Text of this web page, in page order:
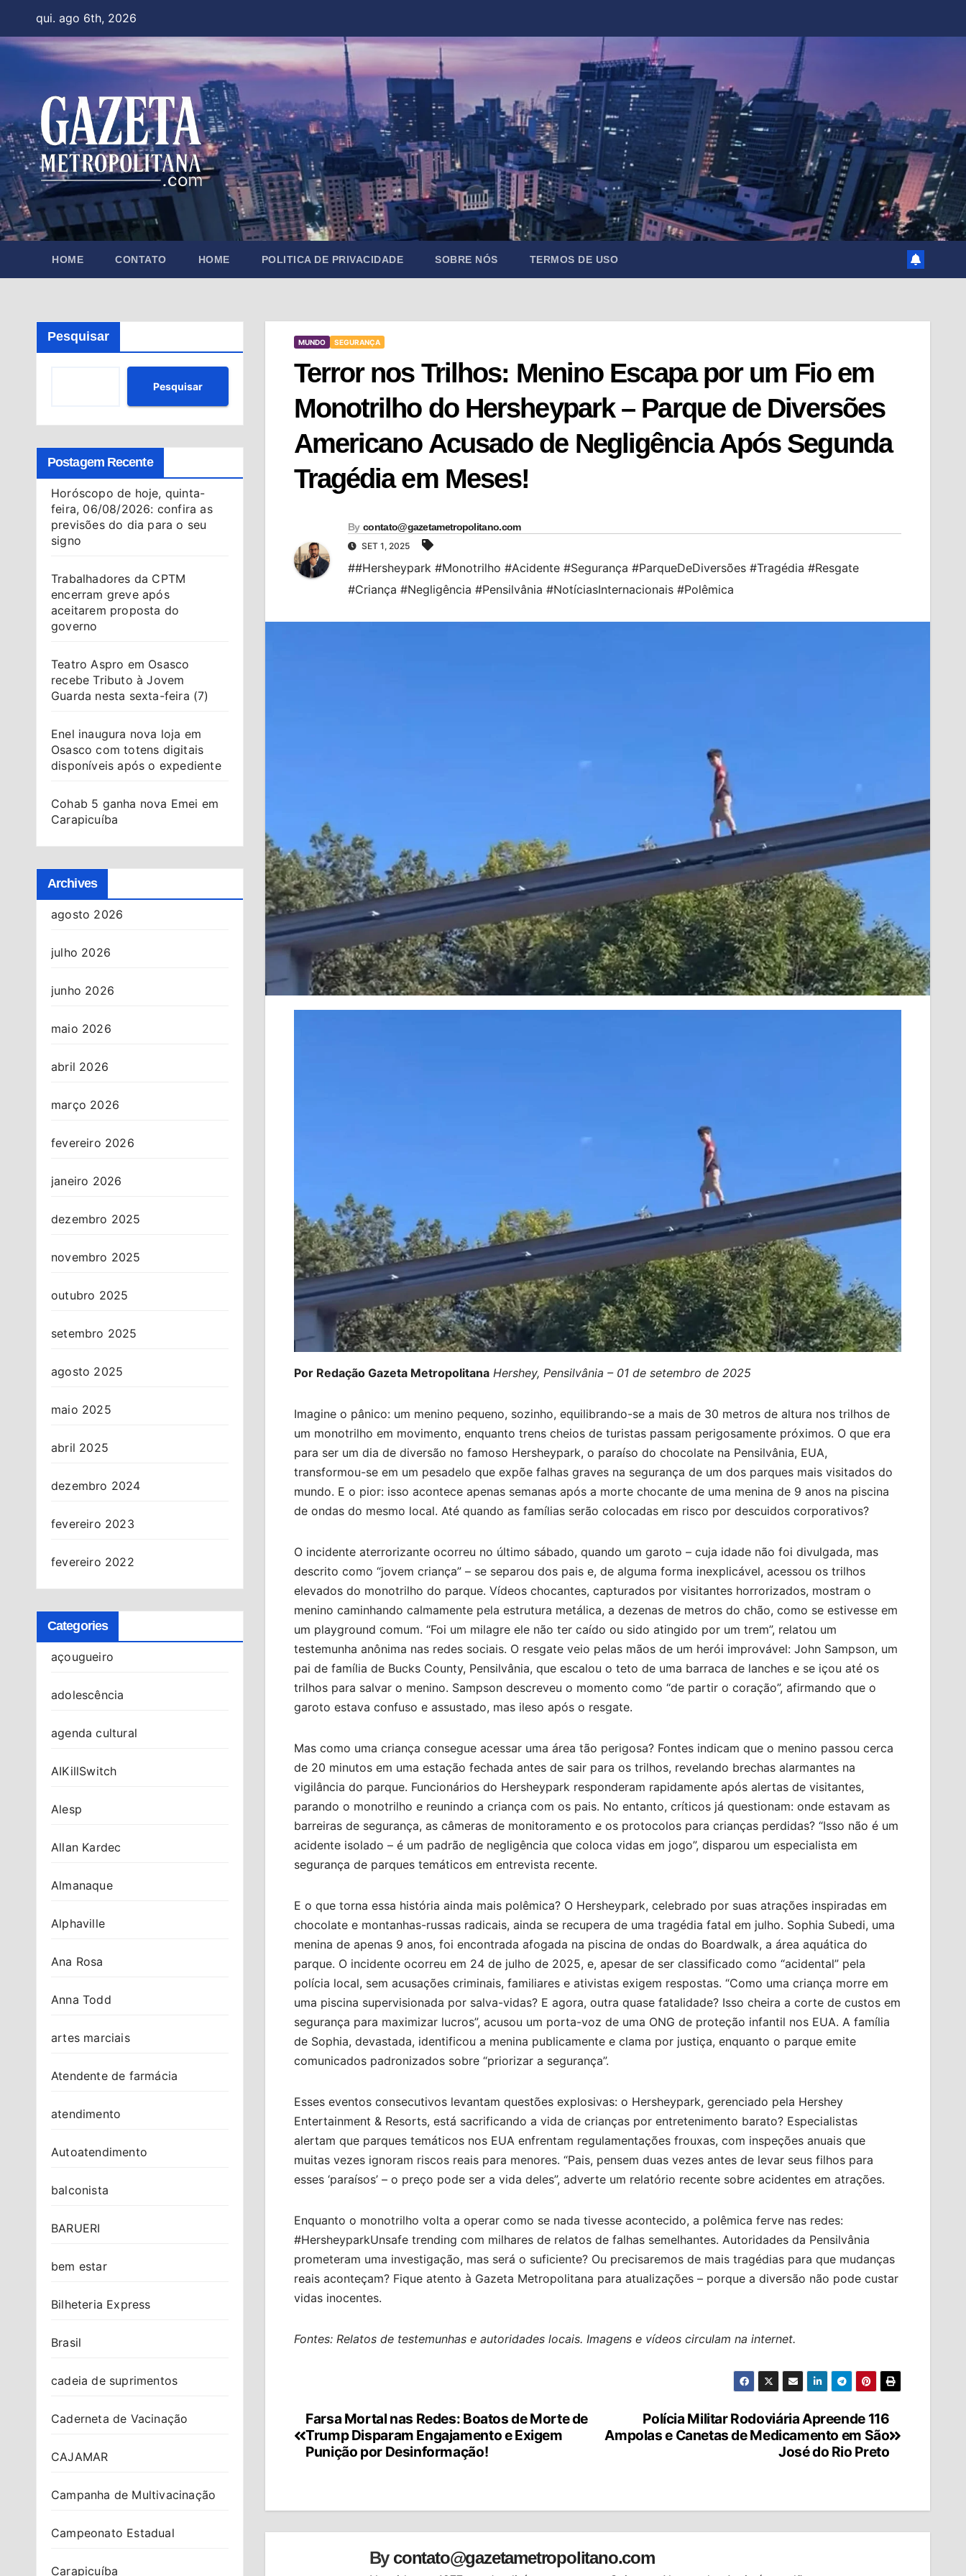
content
qui. ago 6th, 2026
HOME CONTATO HOME POLITICA DE PRIVACIDADE SOBRE NÓS TERMOS DE USO
Pesquisar
Pesquisar
Postagem Recente
Horóscopo de hoje, quinta-
feira, 06/08/2026: confira as
previsões do dia para o seu
signo
Trabalhadores da CPTM
encerram greve após
aceitarem proposta do
governo
Teatro Aspro em Osasco
recebe Tributo à Jovem
Guarda nesta sexta-feira (7)
Enel inaugura nova loja em
Osasco com totens digitais
disponíveis após o expediente
Cohab 5 ganha nova Emei em
Carapicuíba
Archives
agosto 2026
julho 2026
junho 2026
maio 2026
abril 2026
março 2026
fevereiro 2026
janeiro 2026
dezembro 2025
novembro 2025
outubro 2025
setembro 2025
agosto 2025
maio 2025
abril 2025
dezembro 2024
fevereiro 2023
fevereiro 2022
Categories
açougueiro
adolescência
agenda cultural
AIKillSwitch
Alesp
Allan Kardec
Almanaque
Alphaville
Ana Rosa
Anna Todd
artes marciais
Atendente de farmácia
atendimento
Autoatendimento
balconista
BARUERI
bem estar
Bilheteria Express
Brasil
cadeia de suprimentos
Caderneta de Vacinação
CAJAMAR
Campanha de Multivacinação
Campeonato Estadual
Carapicuíba
MUNDO SEGURANÇA
Terror nos Trilhos: Menino Escapa por um Fio em
Monotrilho do Hersheypark – Parque de Diversões
Americano Acusado de Negligência Após Segunda
Tragédia em Meses!
By contato@gazetametropolitano.com
SET 1, 2025
##Hersheypark #Monotrilho #Acidente #Segurança #ParqueDeDiversões #Tragédia #Resgate
#Criança #Negligência #Pensilvânia #NotíciasInternacionais #Polêmica
Por Redação Gazeta Metropolitana Hershey, Pensilvânia – 01 de setembro de 2025
Imagine o pânico: um menino pequeno, sozinho, equilibrando-se a mais de 30 metros de altura nos trilhos de
um monotrilho em movimento, enquanto trens cheios de turistas passam perigosamente próximos. O que era
para ser um dia de diversão no famoso Hersheypark, o paraíso do chocolate na Pensilvânia, EUA,
transformou-se em um pesadelo que expõe falhas graves na segurança de um dos parques mais visitados do
mundo. E o pior: isso acontece apenas semanas após a morte chocante de uma menina de 9 anos na piscina
de ondas do mesmo local. Até quando as famílias serão colocadas em risco por descuidos corporativos?
O incidente aterrorizante ocorreu no último sábado, quando um garoto – cuja idade não foi divulgada, mas
descrito como “jovem criança” – se separou dos pais e, de alguma forma inexplicável, acessou os trilhos
elevados do monotrilho do parque. Vídeos chocantes, capturados por visitantes horrorizados, mostram o
menino caminhando calmamente pela estrutura metálica, a dezenas de metros do chão, como se estivesse em
um playground comum. “Foi um milagre ele não ter caído ou sido atingido por um trem”, relatou um
testemunha anônima nas redes sociais. O resgate veio pelas mãos de um herói improvável: John Sampson, um
pai de família de Bucks County, Pensilvânia, que escalou o teto de uma barraca de lanches e se içou até os
trilhos para salvar o menino. Sampson descreveu o momento como “de partir o coração”, afirmando que o
garoto estava confuso e assustado, mas ileso após o resgate.
Mas como uma criança consegue acessar uma área tão perigosa? Fontes indicam que o menino passou cerca
de 20 minutos em uma estação fechada antes de sair para os trilhos, revelando brechas alarmantes na
vigilância do parque. Funcionários do Hersheypark responderam rapidamente após alertas de visitantes,
parando o monotrilho e reunindo a criança com os pais. No entanto, críticos já questionam: onde estavam as
barreiras de segurança, as câmeras de monitoramento e os protocolos para crianças perdidas? “Isso não é um
acidente isolado – é um padrão de negligência que coloca vidas em jogo”, disparou um especialista em
segurança de parques temáticos em entrevista recente.
E o que torna essa história ainda mais polêmica? O Hersheypark, celebrado por suas atrações inspiradas em
chocolate e montanhas-russas radicais, ainda se recupera de uma tragédia fatal em julho. Sophia Subedi, uma
menina de apenas 9 anos, foi encontrada afogada na piscina de ondas do Boardwalk, a área aquática do
parque. O incidente ocorreu em 24 de julho de 2025, e, apesar de ser classificado como “acidental” pela
polícia local, sem acusações criminais, familiares e ativistas exigem respostas. “Como uma criança morre em
uma piscina supervisionada por salva-vidas? E agora, outra quase fatalidade? Isso cheira a corte de custos em
segurança para maximizar lucros”, acusou um porta-voz de uma ONG de proteção infantil nos EUA. A família
de Sophia, devastada, identificou a menina publicamente e clama por justiça, enquanto o parque emite
comunicados padronizados sobre “priorizar a segurança”.
Esses eventos consecutivos levantam questões explosivas: o Hersheypark, gerenciado pela Hershey
Entertainment & Resorts, está sacrificando a vida de crianças por entretenimento barato? Especialistas
alertam que parques temáticos nos EUA enfrentam regulamentações frouxas, com inspeções anuais que
muitas vezes ignoram riscos reais para menores. “Pais, pensem duas vezes antes de levar seus filhos para
esses ‘paraísos’ – o preço pode ser a vida deles”, adverte um relatório recente sobre acidentes em atrações.
Enquanto o monotrilho volta a operar como se nada tivesse acontecido, a polêmica ferve nas redes:
#HersheyparkUnsafe trending com milhares de relatos de falhas semelhantes. Autoridades da Pensilvânia
prometeram uma investigação, mas será o suficiente? Ou precisaremos de mais tragédias para que mudanças
reais aconteçam? Fique atento à Gazeta Metropolitana para atualizações – porque a diversão não pode custar
vidas inocentes.
Fontes: Relatos de testemunhas e autoridades locais. Imagens e vídeos circulam na internet.
Navegação
de
Polícia Militar Rodoviária Apreende 116
Ampolas e Canetas de Medicamento em São
José do Rio Preto
Farsa Mortal nas Redes: Boatos de Morte de
Trump Disparam Engajamento e Exigem
Punição por Desinformação!
By contato@gazetametropolitano.com